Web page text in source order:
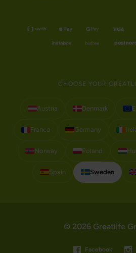
CHOOSE YOUR
Austria Denmark
France Germany
Norway Poland
Spain Sweden
© 2026 Greatlife
Facebook